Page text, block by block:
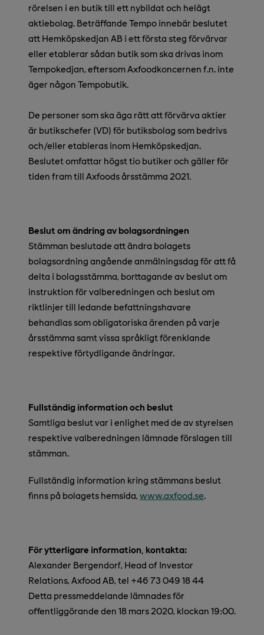
rörelsen i en butik till ett nybildat och helägt
aktiebolag. Beträffande Tempo innebär beslutet
att Hemköpskedjan AB i ett första steg förvärvar
eller etablerar sådan butik som ska drivas inom
Tempokedjan, eftersom Axfoodkoncernen f.n. inte
äger någon Tempobutik.
De personer som ska äga rätt att förvärva aktier
är butikschefer (VD) för butiksbolag som bedrivs
och/eller etableras inom Hemköpskedjan.
Beslutet omfattar högst tio butiker och gäller för
tiden fram till Axfoods årsstämma 2021.
Beslut om ändring av bolagsordningen
Stämman beslutade att ändra bolagets
bolagsordning angående anmälningsdag för att få
delta i bolagsstämma, borttagande av beslut om
instruktion för valberedningen och beslut om
riktlinjer till ledande befattningshavare
behandlas som obligatoriska ärenden på varje
årsstämma samt vissa språkligt förenklande
respektive förtydligande ändringar.
Fullständig information och beslut
Samtliga beslut var i enlighet med de av styrelsen
respektive valberedningen lämnade förslagen till
stämman.
Fullständig information kring stämmans beslut
finns på bolagets hemsida, www.axfood.se.
För ytterligare information, kontakta:
Alexander Bergendorf, Head of Investor
Relations, Axfood AB, tel +46 73 049 18 44
Detta pressmeddelande lämnades för
offentliggörande den 18 mars 2020, klockan 19:00.